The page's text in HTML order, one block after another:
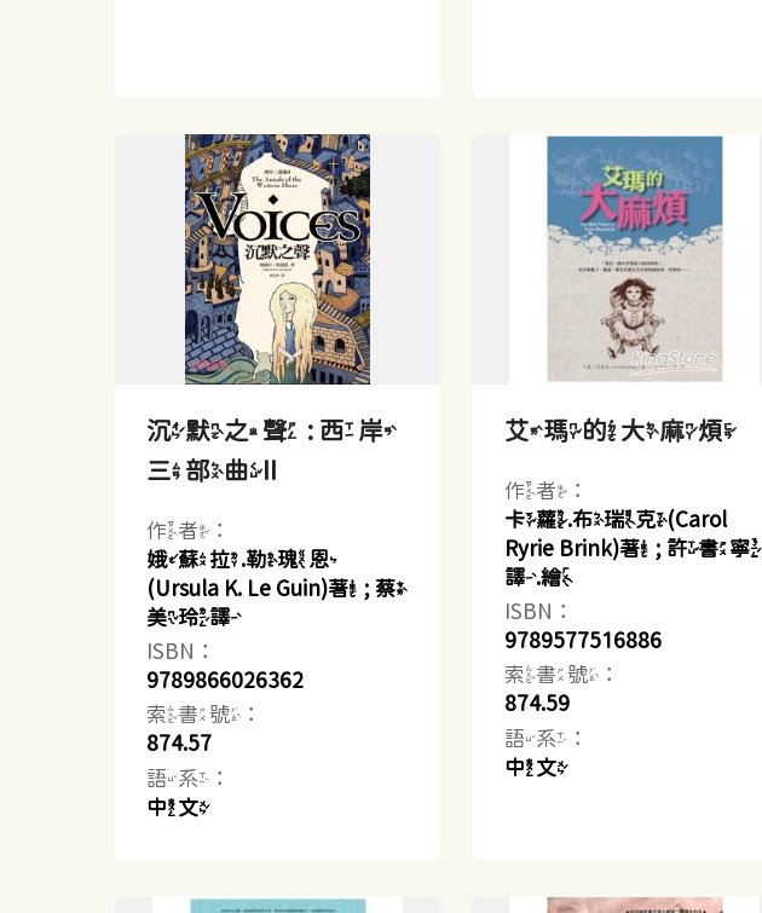
沉默之聲 : 西岸
三部曲II
作者：
娥蘇拉.勒瑰恩
(Ursula K. Le Guin)著 ; 蔡
美玲譯
ISBN：
9789866026362
索書號：
874.57
語系：
中文
艾瑪的大麻煩
作者：
卡蘿.布瑞克(Carol
Ryrie Brink)著 ; 許書寧
譯.繪
ISBN：
9789577516886
索書號：
874.59
語系：
中文